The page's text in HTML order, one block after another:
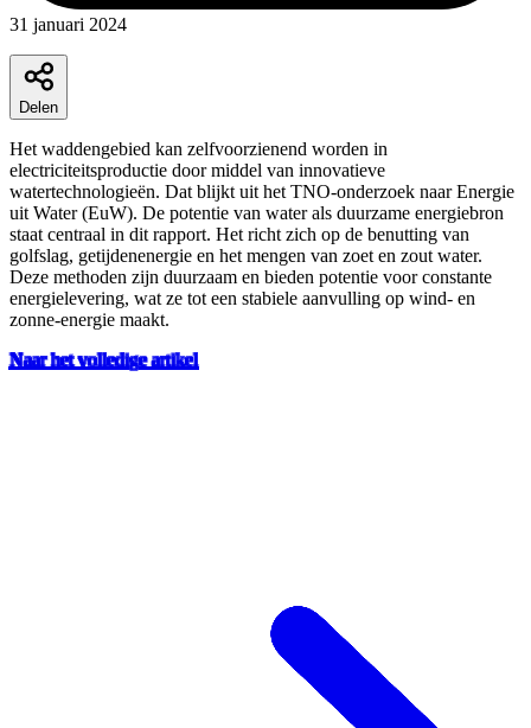
31 januari 2024
Delen
Het waddengebied kan zelfvoorzienend worden in
electriciteitsproductie door middel van innovatieve
watertechnologieën. Dat blijkt uit het TNO-onderzoek naar Energie
uit Water (EuW). De potentie van water als duurzame energiebron
staat centraal in dit rapport. Het richt zich op de benutting van
golfslag, getijdenenergie en het mengen van zoet en zout water.
Deze methoden zijn duurzaam en bieden potentie voor constante
energielevering, wat ze tot een stabiele aanvulling op wind- en
zonne-energie maakt.
Naar het volledige artikel